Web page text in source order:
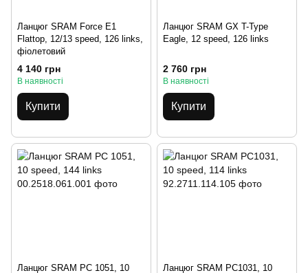
Ланцюг SRAM Force E1
Flattop, 12/13 speed, 126 links,
фіолетовий
4 140 грн
В наявності
Купити
Ланцюг SRAM GX T-Type
Eagle, 12 speed, 126 links
2 760 грн
В наявності
Купити
Ланцюг SRAM PC 1051, 10
Ланцюг SRAM PC1031, 10